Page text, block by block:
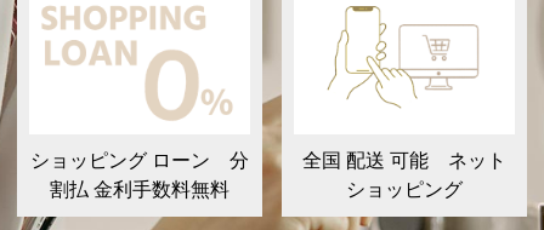
ショッピング ローン 分
割払 金利手数料無料
全国 配送 可能 ネット
ショッピング